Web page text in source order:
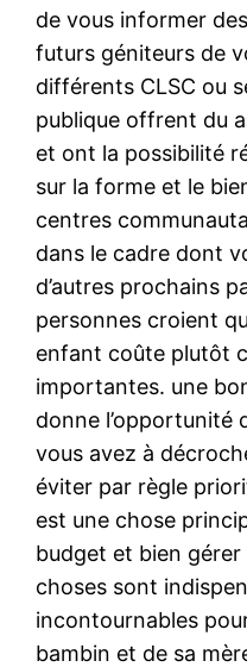
de vous informer
futurs géniteurs de
différents CLSC ou
publique offrent du
et ont la possibilité
sur la forme et le
centres
dans le cadre dont
d’autres prochains
personnes croient
enfant coûte plutôt
importantes. une
donne l’opportunité
vous avez à
éviter par règle
est une chose
budget et bien
choses sont
incontournables
bambin et de sa